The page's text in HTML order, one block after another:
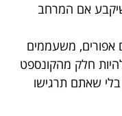
אם המרחב
אפורים, משעממים
חלק מהקונספט
בלי שאתם תרגישו